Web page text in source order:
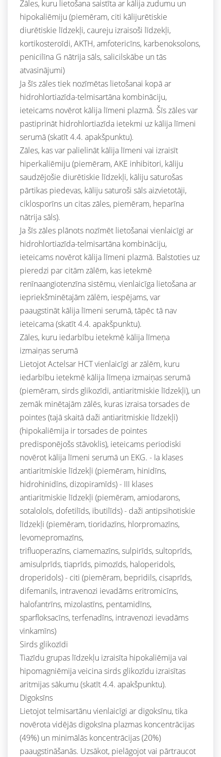
Zāles, kuru lietošana saistīta ar kālija zudumu un
hipokaliēmiju (piemēram, citi kālijurētiskie
diurētiskie līdzekļi, caureju izraisoši līdzekļi,
kortikosteroīdi, AKTH, amfotericīns, karbenoksolons,
penicilīna G nātrija sāls, salicilskābe un tās
atvasinājumi)
Ja šīs zāles tiek nozīmētas lietošanai kopā ar
hidrohlortiazīda-telmisartāna kombināciju,
ieteicams novērot kālija līmeni plazmā. Šīs zāles var
pastiprināt hidrohlortiazīda ietekmi uz kālija līmeni
serumā (skatīt 4.4. apakšpunktu).
Zāles, kas var palielināt kālija līmeni vai izraisīt
hiperkaliēmiju (piemēram, AKE inhibitori, kāliju
saudzējošie diurētiskie līdzekļi, kāliju saturošas
pārtikas piedevas, kāliju saturoši sāls aizvietotāji,
ciklosporīns un citas zāles, piemēram, heparīna
nātrija sāls).
Ja šīs zāles plānots nozīmēt lietošanai vienlaicīgi ar
hidrohlortiazīda-telmisartāna kombināciju,
ieteicams novērot kālija līmeni plazmā. Balstoties uz
pieredzi par citām zālēm, kas ietekmē
renīnaangiotenzīna sistēmu, vienlaicīga lietošana ar
iepriekšminētajām zālēm, iespējams, var
paaugstināt kālija līmeni serumā, tāpēc tā nav
ieteicama (skatīt 4.4. apakšpunktu).
Zāles, kuru iedarbību ietekmē kālija līmeņa
izmaiņas serumā
Lietojot Actelsar HCT vienlaicīgi ar zālēm, kuru
iedarbību ietekmē kālija līmeņa izmaiņas serumā
(piemēram, sirds glikozīdi, antiaritmiskie līdzekļi), un
zemāk minētajām zālēs, kuras izraisa torsades de
pointes (tajā skaitā daži antiaritmiskie līdzekļi)
(hipokaliēmija ir torsades de pointes
predisponējošs stāvoklis), ieteicams periodiski
novērot kālija līmeni serumā un EKG. - Ia klases
antiaritmiskie līdzekļi (piemēram, hinidīns,
hidrohinidīns, dizopiramīds) - III klases
antiaritmiskie līdzekļi (piemēram, amiodarons,
sotalolols, dofetilīds, ibutilīds) - daži antipsihotiskie
līdzekļi (piemēram, tioridazīns, hlorpromazīns,
levomepromazīns,
trifluoperazīns, ciamemazīns, sulpirīds, sultoprīds,
amisulprīds, tiaprīds, pimozīds, haloperidols,
droperidols) - citi (piemēram, bepridils, cisaprīds,
difemanils, intravenozi ievadāms eritromicīns,
halofantrīns, mizolastīns, pentamidīns,
sparfloksacīns, terfenadīns, intravenozi ievadāms
vinkamīns)
Sirds glikozīdi
Tiazīdu grupas līdzekļu izraisīta hipokaliēmija vai
hipomagniēmija veicina sirds glikozīdu izraisītas
aritmijas sākumu (skatīt 4.4. apakšpunktu).
Digoksīns
Lietojot telmisartānu vienlaicīgi ar digoksīnu, tika
novērota vidējās digoksīna plazmas koncentrācijas
(49%) un minimālās koncentrācijas (20%)
paaugstināšanās. Uzsākot, pielāgojot vai pārtraucot